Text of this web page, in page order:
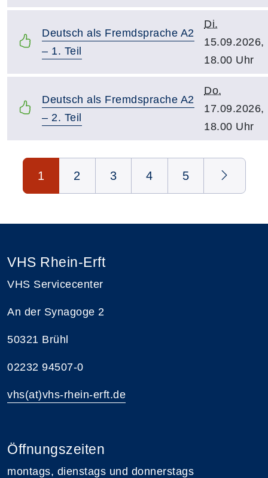
Deutsch als Fremdsprache A2
– 1. Teil
Di.
15.09.2026,
18.00 Uhr
Deutsch als Fremdsprache A2
– 2. Teil
Do.
17.09.2026,
18.00 Uhr
Seite 1 von 5
1 2 3 4 5
VHS Rhein-Erft
VHS Servicecenter
An der Synagoge 2
50321 Brühl
02232 94507-0
vhs(at)vhs-rhein-erft.de
Öffnungszeiten
montags, dienstags und donnerstags